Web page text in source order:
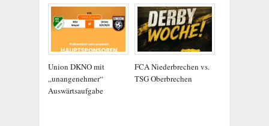
Union DKNO mit
„unangenehmer“
Auswärtsaufgabe
FCA Niederbrechen vs.
TSG Oberbrechen